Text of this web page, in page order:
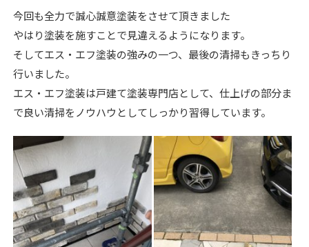
今回も全力で誠心誠意塗装をさせて頂きました
やはり塗装を施すことで見違えるようになります。
そしてエス・エフ塗装の強みの一つ、最後の清掃もきっちり
行いました。
エス・エフ塗装は戸建て塗装専門店として、仕上げの部分ま
で良い清掃をノウハウとしてしっかり習得しています。